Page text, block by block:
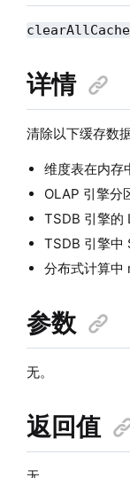
详情
清除以下缓存数
维度表在内存
OLAP 引擎分
TSDB 引擎的
TSDB 引擎中
分布式计算
参数
无。
返回值